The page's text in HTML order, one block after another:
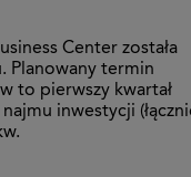
Center została
Planowany termin
to pierwszy kwartał
inwestycji